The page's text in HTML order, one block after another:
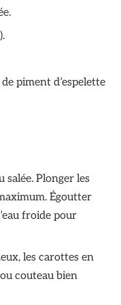
piment d’espelette
salée. Plonger les
Égoutter
froide pour
les carottes en
couteau bien